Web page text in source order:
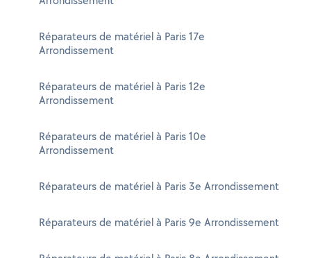
Réparateurs de matériel à Paris 17e
Arrondissement
Réparateurs de matériel à Paris 12e
Arrondissement
Réparateurs de matériel à Paris 10e
Arrondissement
Réparateurs de matériel à Paris 3e Arrondissement
Réparateurs de matériel à Paris 9e Arrondissement